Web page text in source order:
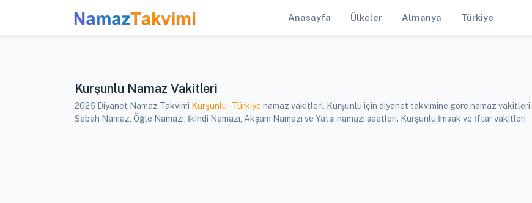
Anasayfa Ülkeler Almanya Türkiye
Kurşunlu Namaz Vakitleri
2026 Diyanet Namaz Takvimi Kurşunlu-Türkiye namaz vakitleri. Kurşunlu için diyanet takvimine göre namaz vakitleri.
Sabah Namaz, Öğle Namazı, İkindi Namazı, Akşam Namazı ve Yatsı namazı saatleri. Kurşunlu İmsak ve İftar vakitleri